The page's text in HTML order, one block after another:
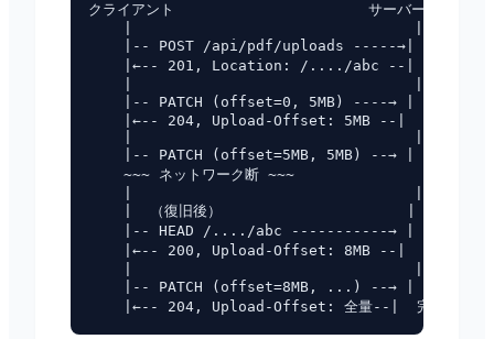
クライアント                      サーバー
|-- POST /api/pdf/uploads -----→|  アップロ
|←-- 201, Location: /..../abc --|  upload
|-- PATCH (offset=0, 5MB) ----→ |  チャンク
    |←-- 204, Upload-Offset: 5MB --|
|-- PATCH (offset=5MB, 5MB) --→ |  チャンク
    ~~~ ネットワーク断 ~~~
    |  （復旧後）                     |
|-- HEAD /..../abc -----------→ |  オフセッ
|←-- 200, Upload-Offset: 8MB --|  8MBまで受
|-- PATCH (offset=8MB, ...) --→ |  8MB地点